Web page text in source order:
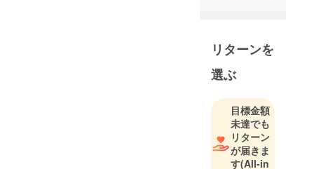
を設立に向
け奮闘中！
0歳から18歳
まで、切れ
目のない支
援を届ける
体験型の多
機能型事業
リターンを
選ぶ
目標金額
未達でも
リターン
が届きま
す(All-in